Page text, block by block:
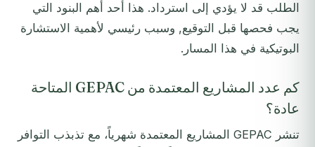
الطلب قد لا يؤدي إلى استرداد. هذا أحد أهم البنود التي
يجب فحصها قبل التوقيع, وسبب رئيسي لأهمية الاستشارة
البوتيكية في هذا المسار.
كم عدد المشاريع المعتمدة من GEPAC المتاحة
عادة؟
تنشر GEPAC المشاريع المعتمدة شهرياً، مع تذبذب التوافر